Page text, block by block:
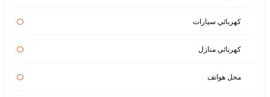
كهربائي سيارات
كهربائي منازل
محل هواتف